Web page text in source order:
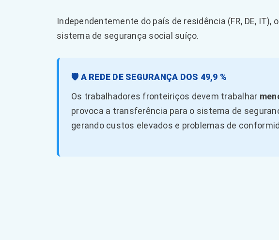
Independentemente do país de residência (FR, DE, IT),
sistema de segurança social suíço.
🛡️ A REDE DE SEGURANÇA DOS 49,9 %
Os trabalhadores fronteiriços devem trabalhar
provoca a transferência para o sistema de
gerando custos elevados e problemas de